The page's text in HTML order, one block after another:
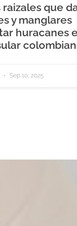
raizales que
y manglares
huracanes
Sep 10, 2025